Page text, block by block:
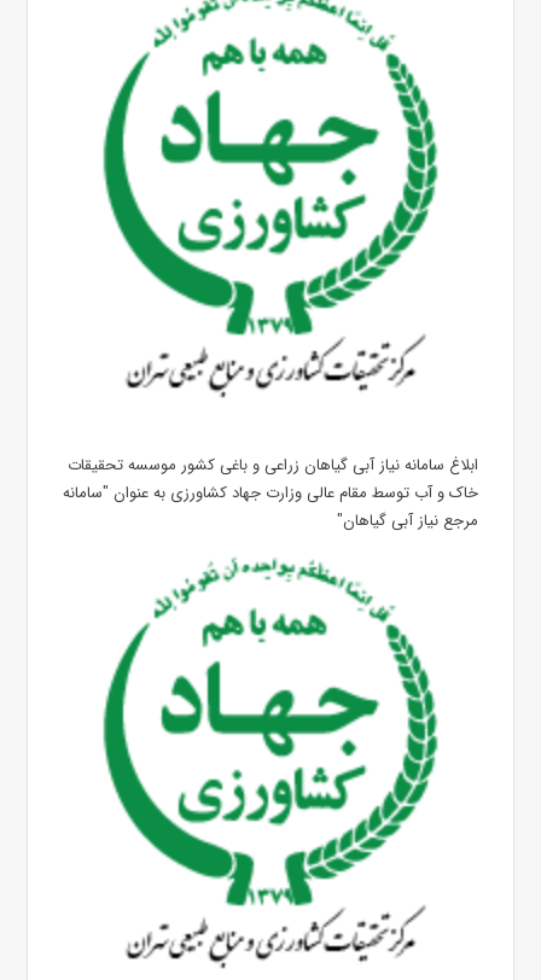
ابلاغ سامانه نیاز آبی گیاهان زراعی و باغی کشور موسسه تحقیقات
خاک و آب توسط مقام عالی وزارت جهاد کشاورزی به عنوان "سامانه
مرجع نیاز آبی گیاهان"